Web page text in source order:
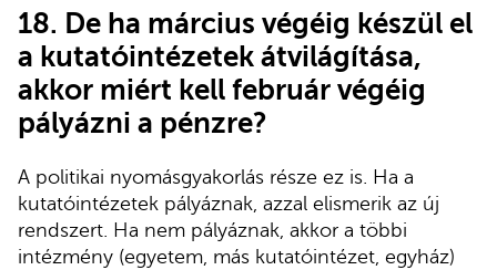
18. De ha március végéig készül el
a kutatóintézetek átvilágítása,
akkor miért kell február végéig
pályázni a pénzre?
A politikai nyomásgyakorlás része ez is. Ha a
kutatóintézetek pályáznak, azzal elismerik az új
rendszert. Ha nem pályáznak, akkor a többi
intézmény (egyetem, más kutatóintézet, egyház)